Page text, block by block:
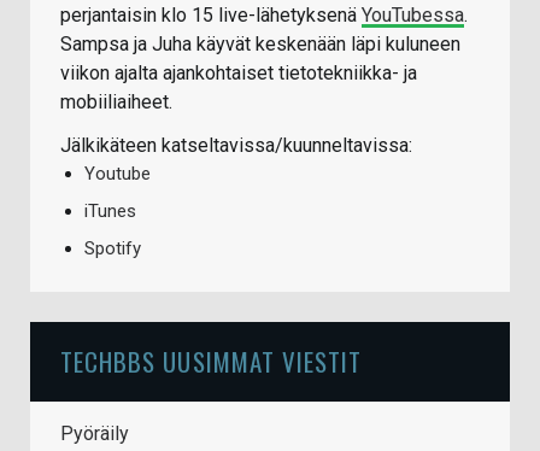
perjantaisin klo 15 live-lähetyksenä YouTubessa.
Sampsa ja Juha käyvät keskenään läpi kuluneen
viikon ajalta ajankohtaiset tietotekniikka- ja
mobiiliaiheet.
Jälkikäteen katseltavissa/kuunneltavissa:
Youtube
iTunes
Spotify
TECHBBS UUSIMMAT VIESTIT
Pyöräily